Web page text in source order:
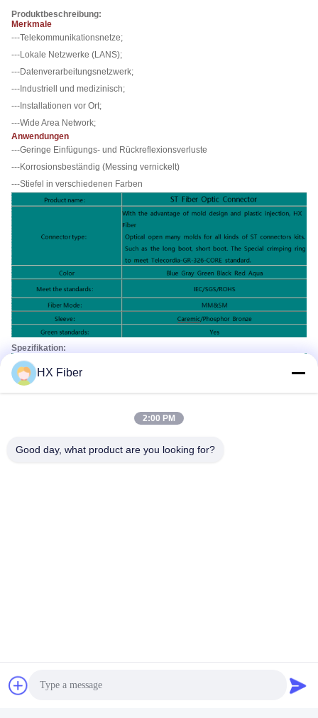
Produktbeschreibung:
Merkmale
---Telekommunikationsnetze;
---Lokale Netzwerke (LANS);
---Datenverarbeitungsnetzwerk;
---Industriell und medizinisch;
---Installationen vor Ort;
---Wide Area Network;
Anwendungen
---Geringe Einfügungs- und Rückreflexionsverluste
---Korrosionsbeständig (Messing vernickelt)
---Stiefel in verschiedenen Farben
Spezifikation:
Schneller Kontakt
HX Fiber
2:00 PM
Good day, what product are you looking for?